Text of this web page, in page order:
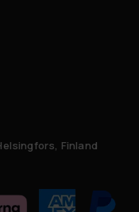
Finland